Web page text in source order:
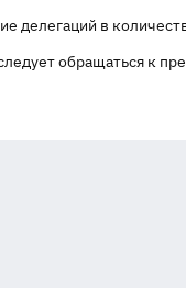
делегаций в
обращаться к